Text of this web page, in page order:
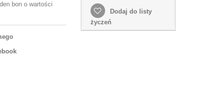
bon o wartości
Dodaj do listy
życzeń